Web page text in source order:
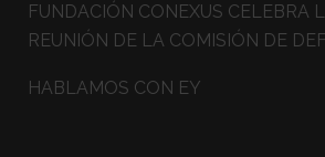
FUNDACIÓN CONEXUS CELEBRA
REUNIÓN DE LA COMISIÓN DE
HABLAMOS CON EY